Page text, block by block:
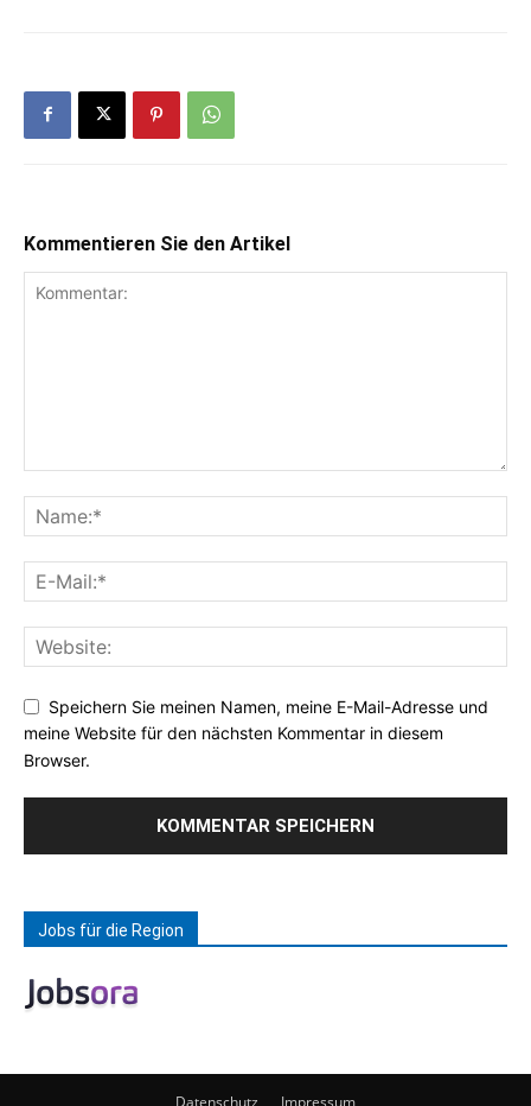
Kommentieren Sie den Artikel
Speichern Sie meinen Namen, meine E-Mail-Adresse und
meine Website für den nächsten Kommentar in diesem
Browser.
Jobs für die Region
Datenschutz Impressum